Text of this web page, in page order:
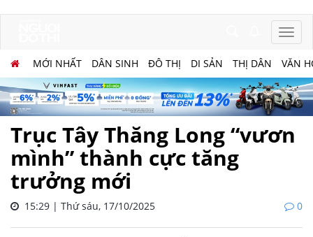
MỚI NHẤT DÂN SINH ĐÔ THỊ DI SẢN THỊ DÂN VĂN
Trục Tây Thăng Long “vươn
mình” thành cực tăng
trưởng mới
15:29 | Thứ sáu, 17/10/2025 0